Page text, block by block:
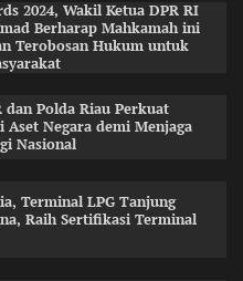
2024, Wakil Ketua DPR RI
Berharap Mahkamah ini
Terobosan Hukum untuk
dan Polda Riau Perkuat
Aset Negara demi Menjaga
Nasional
Terminal LPG Tanjung
Raih Sertifikasi Terminal